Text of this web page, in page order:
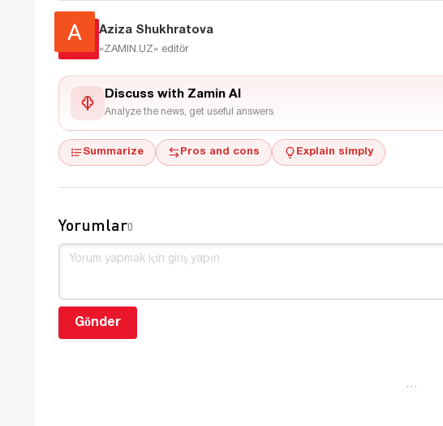
Aziza Shukhratova
«ZAMIN.UZ» editör
Discuss with Zamin AI
Analyze the news, get useful answers
Summarize Pros and cons Explain simply
Yorumlar0
Gönder
…